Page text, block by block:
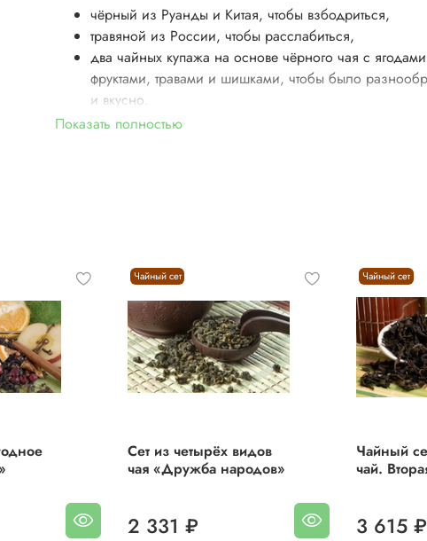
чёрный из Руанды и Китая, чтобы взбодриться,
травяной из России, чтобы расслабиться,
два чайных купажа на основе чёрного чая с
фруктами, травами и шишками, чтобы было
и вкусно.
Вы не замерзните ;)
Чай чёрный«Самоварный»;
Чай чёрный «Купеческий»;
Чай чёрный «Таёжный травник»
Травяной чай «Купаж для Сауны»
Руанда Рукери ( OP1).
Крупнолистовой купаж чёрного и красного китайского чая
обладает насыщенными терпкими и прожаристыми нотками.
Вес: 100 г.
Показать полностью
Чайный сет
Сет из четырёх видов
чая «Дружба народов»
2 331 ₽
Чайный сет
Чайный
чай.
3 615 ₽